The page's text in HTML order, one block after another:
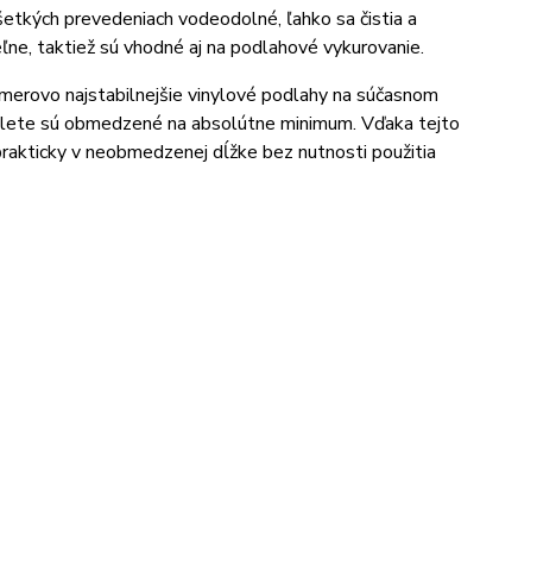
prevedeniach vodeodolné, ľahko sa čistia a
taktiež sú vhodné aj na podlahové vykurovanie.
najstabilnejšie vinylové podlahy na súčasnom
sú obmedzené na absolútne minimum. Vďaka tejto
v neobmedzenej dĺžke bez nutnosti použitia